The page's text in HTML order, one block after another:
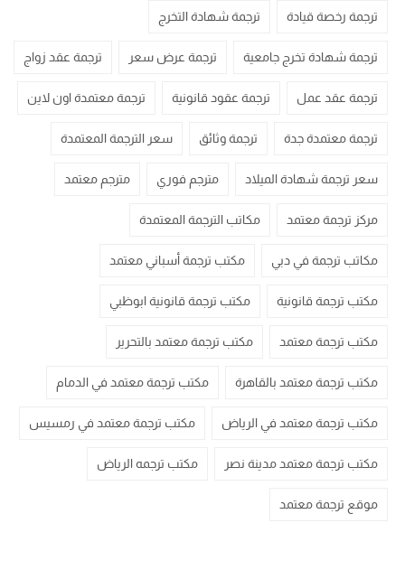
ترجمة رخصة قيادة ترجمة شهادة التخرج
ترجمة شهادة تخرج جامعية ترجمة عرض سعر ترجمة عقد زواج
ترجمة عقد عمل ترجمة عقود قانونية ترجمة معتمدة اون لاين
ترجمة معتمدة جدة ترجمة وثائق سعر الترجمة المعتمدة
سعر ترجمة شهادة الميلاد مترجم فوري مترجم معتمد
مركز ترجمة معتمد مكاتب الترجمة المعتمدة
مكاتب ترجمة في دبي مكتب ترجمة أسباني معتمد
مكتب ترجمة قانونية مكتب ترجمة قانونية ابوظبي
مكتب ترجمة معتمد مكتب ترجمة معتمد بالتحرير
مكتب ترجمة معتمد بالقاهرة مكتب ترجمة معتمد في الدمام
مكتب ترجمة معتمد في الرياض مكتب ترجمة معتمد في رمسيس
مكتب ترجمة معتمد مدينة نصر مكتب ترجمه الرياض
موقع ترجمة معتمد